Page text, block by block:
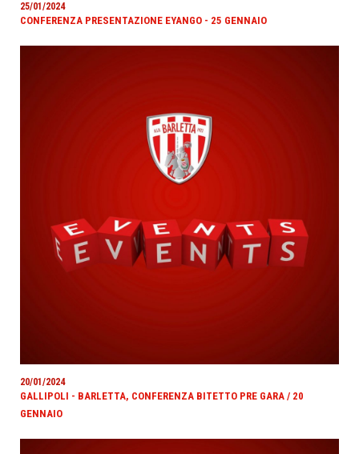
25/01/2024
CONFERENZA PRESENTAZIONE EYANGO - 25 GENNAIO
20/01/2024
GALLIPOLI - BARLETTA, CONFERENZA BITETTO PRE GARA / 20
GENNAIO